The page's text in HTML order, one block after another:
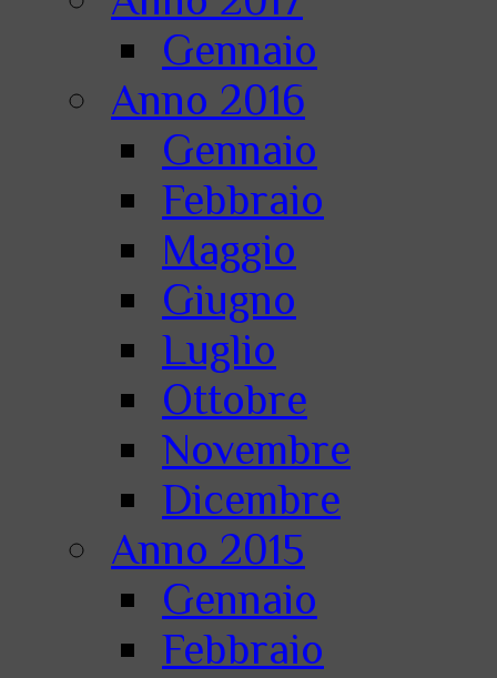
Gennaio
Anno 2016
Gennaio
Febbraio
Maggio
Giugno
Luglio
Ottobre
Novembre
Dicembre
Anno 2015
Gennaio
Febbraio